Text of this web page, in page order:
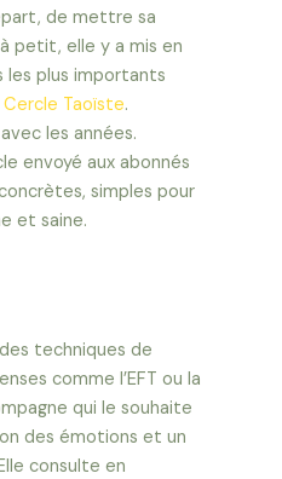
de mettre sa
petit, elle y a mis en
les plus importants
Cercle Taoïste.
les années.
envoyé aux abonnés
simples pour
et saine.
techniques de
comme l’EFT ou la
qui le souhaite
des émotions et un
consulte en